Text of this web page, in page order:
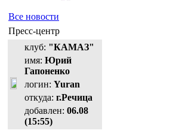
Все новости
Пресс-центр
клуб: "КАМАЗ"
имя: Юрий
Гапоненко
логин: Yuran
откуда: г.Речица
добавлен: 06.08
(15:55)